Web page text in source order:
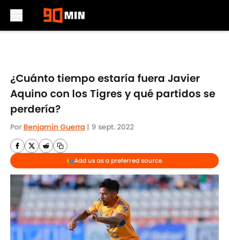
¿Cuánto tiempo estaría fuera Javier
Aquino con los Tigres y qué partidos se
perdería?
Por Benjamín Guerra | 9 sept. 2022
Add us as a preferred source